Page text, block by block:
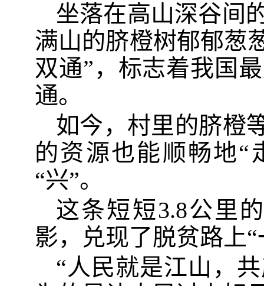
坐落在高山深谷间
满山的脐橙树郁郁葱
双通”，标志着我国
通。
如今，村里的脐橙
的资源也能顺畅地“
“兴”。
这条短短3.8公里
影，兑现了脱贫路上
“人民就是江山，